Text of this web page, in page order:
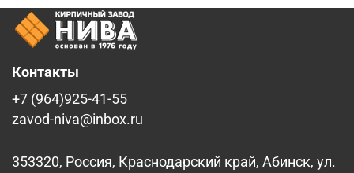
Контакты
+7 (964)925-41-55
zavod-niva@inbox.ru
353320, Россия, Краснодарский край, Абинск, ул.